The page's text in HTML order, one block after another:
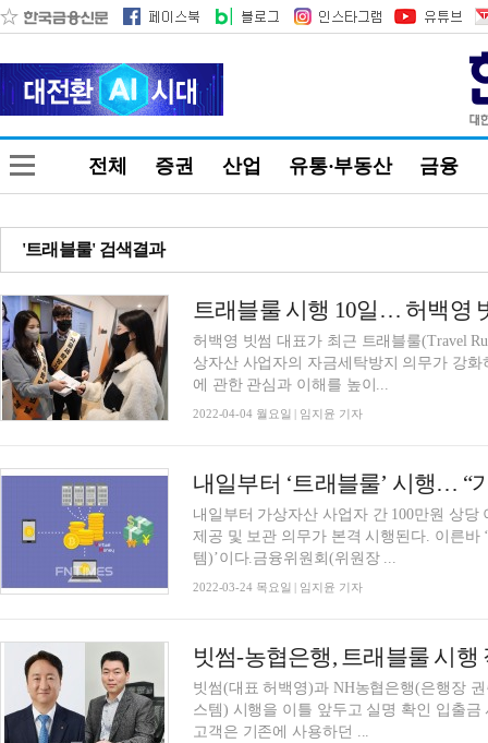
전체 증권 산업 유통·부동산 금융
'트래블룰' 검색결과
허백영 빗썸 대표가 최근 트래블룰(Travel
상자산 사업자의 자금세탁방지 의무가 강
에 관한 관심과 이해를 높이...
2022-04-04 월요일 | 임지윤 기자
내일부터 ‘트래블룰’ 시행… “
내일부터 가상자산 사업자 간 100만원 상
제공 및 보관 의무가 본격 시행된다. 이른
템)’이다.금융위원회(위원장 ...
2022-03-24 목요일 | 임지윤 기자
빗썸(대표 허백영)과 NH농협은행(은행장
스템) 시행을 이틀 앞두고 실명 확인 입출
고객은 기존에 사용하던 ...